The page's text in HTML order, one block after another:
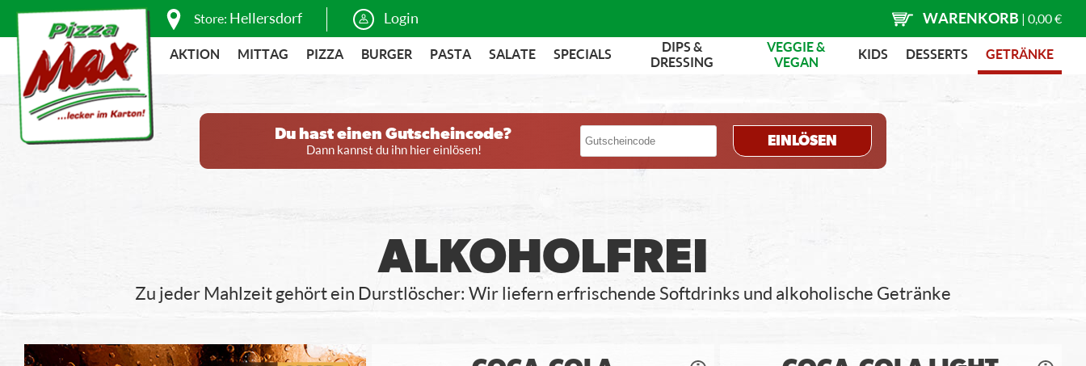
Store: Hellersdorf Login WARENKORB | 0,00 €
AKTION MITTAG PIZZA BURGER PASTA SALATE SPECIALS
DIPS &
DRESSING
VEGGIE &
VEGAN
KIDS DESSERTS GETRÄNKE
Du hast einen Gutscheincode?
Dann kannst du ihn hier einlösen!
EINLÖSEN
ALKOHOLFREI
Zu jeder Mahlzeit gehört ein Durstlöscher: Wir liefern erfrischende Softdrinks und alkoholische Getränke